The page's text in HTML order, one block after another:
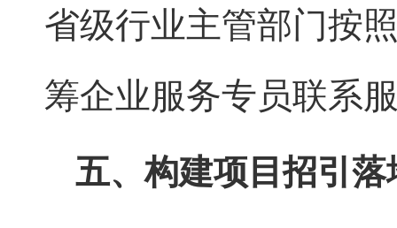
省级行业主管部门按
筹企业服务专员联系
五、构建项目招引